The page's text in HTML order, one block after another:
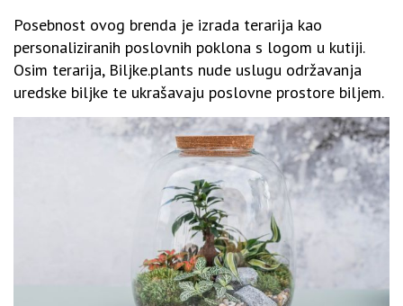
Posebnost ovog brenda je izrada terarija kao
personaliziranih poslovnih poklona s logom u kutiji.
Osim terarija, Biljke.plants nude uslugu održavanja
uredske biljke te ukrašavaju poslovne prostore biljem.